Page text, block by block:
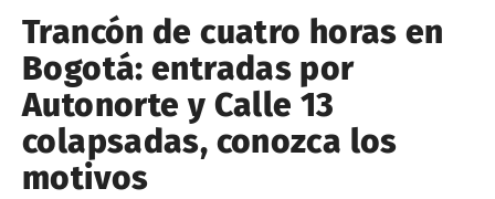
Trancón de cuatro horas en
Bogotá: entradas por
Autonorte y Calle 13
colapsadas, conozca los
motivos